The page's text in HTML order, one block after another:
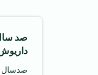
صد
صدسال